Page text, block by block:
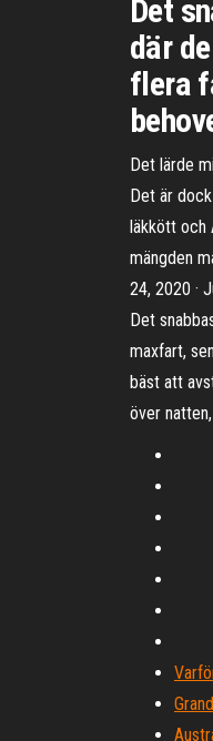
Det
där
flera
Det lärde
Det är
läkkött och
mängden
24, 2020 ·
Det
maxfart,
bäst att
över